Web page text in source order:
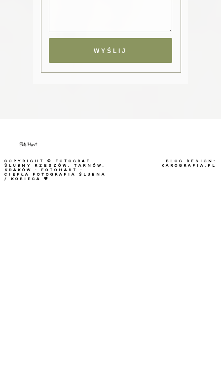
COPYRIGHT ©
FOTOGRAF
ŚLUBNY RZESZÓW, TARNÓW,
KRAKÓW - FOTOHART -
CIEPŁA FOTOGRAFIA ŚLUBNA
/ KOBIECA 🧡
BLOG DESIGN:
KAROGRAFIA.PL